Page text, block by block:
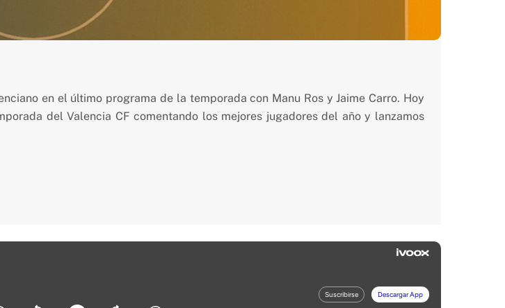
en el último programa de la temporada con Manu Ros y Jaime Carro. Hoy
del Valencia CF comentando los mejores jugadores del año y lanzamos